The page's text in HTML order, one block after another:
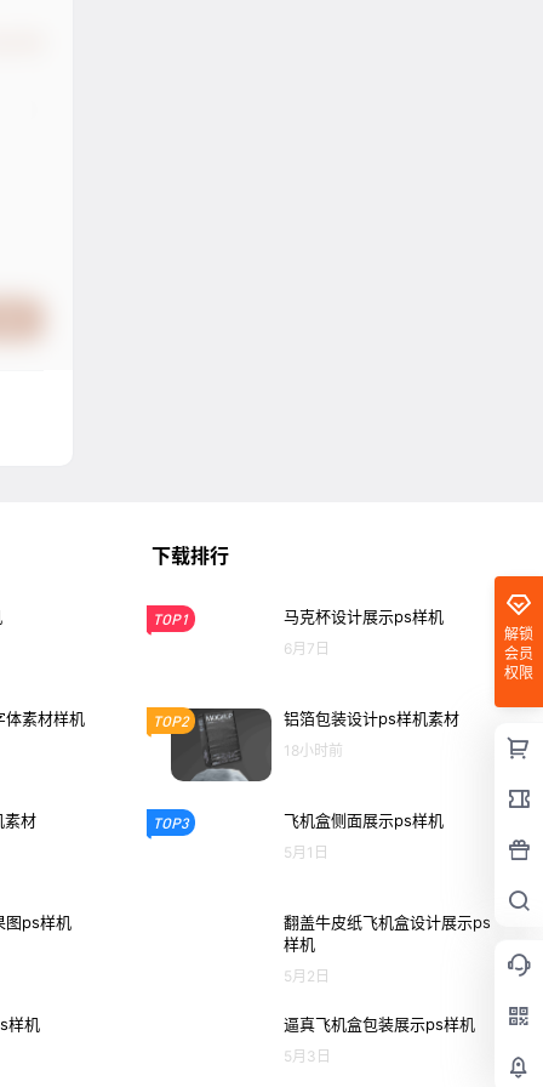
解锁
会员
权限
体素材样机
素材
图ps样机
样机
下载排行
TOP1 马克杯设计展示ps样机
6月7日
TOP2 铝箔包装设计ps样机素材
18小时前
TOP3 飞机盒侧面展示ps样机
5月1日
翻盖牛皮纸飞机盒设计展示ps
样机
5月2日
逼真飞机盒包装展示ps样机
5月3日